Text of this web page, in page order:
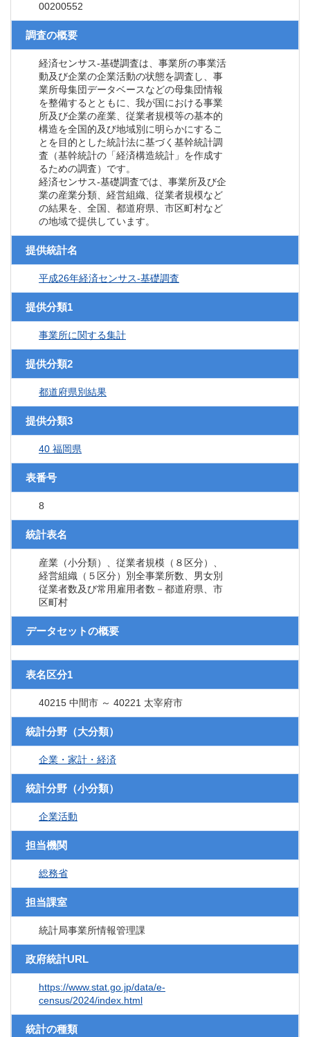
00200552
調査の概要
経済センサス‐基礎調査は、事業所の事業活
動及び企業の企業活動の状態を調査し、事
業所母集団データベースなどの母集団情報
を整備するとともに、我が国における事業
所及び企業の産業、従業者規模等の基本的
構造を全国的及び地域別に明らかにするこ
とを目的とした統計法に基づく基幹統計調
査（基幹統計の「経済構造統計」を作成す
るための調査）です。
経済センサス‐基礎調査では、事業所及び企
業の産業分類、経営組織、従業者規模など
の結果を、全国、都道府県、市区町村など
の地域で提供しています。
提供統計名
平成26年経済センサス‐基礎調査
提供分類1
事業所に関する集計
提供分類2
都道府県別結果
提供分類3
40 福岡県
表番号
8
統計表名
産業（小分類）、従業者規模（８区分）、
経営組織（５区分）別全事業所数、男女別
従業者数及び常用雇用者数－都道府県、市
区町村
データセットの概要
表名区分1
40215 中間市 ～ 40221 太宰府市
統計分野（大分類）
企業・家計・経済
統計分野（小分類）
企業活動
担当機関
総務省
担当課室
統計局事業所情報管理課
政府統計URL
https://www.stat.go.jp/data/e-
census/2024/index.html
統計の種類